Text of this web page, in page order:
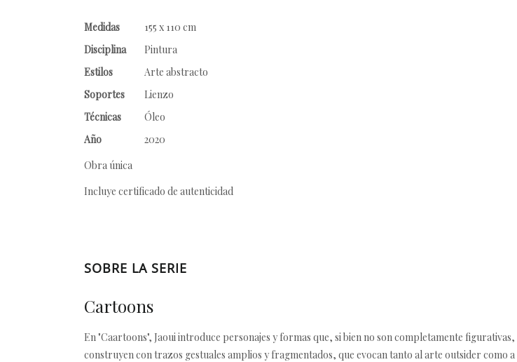
Medidas
155 x 110 cm
Disciplina
Pintura
Estilos
Arte abstracto
Soportes
Lienzo
Técnicas
Óleo
Año
2020
Obra única
Incluye certificado de autenticidad
SOBRE LA SERIE
Cartoons
En "Caartoons", Jaoui introduce personajes y formas que, si bien no son completamente
construyen con trazos gestuales amplios y fragmentados, que evocan tanto al arte outsider como